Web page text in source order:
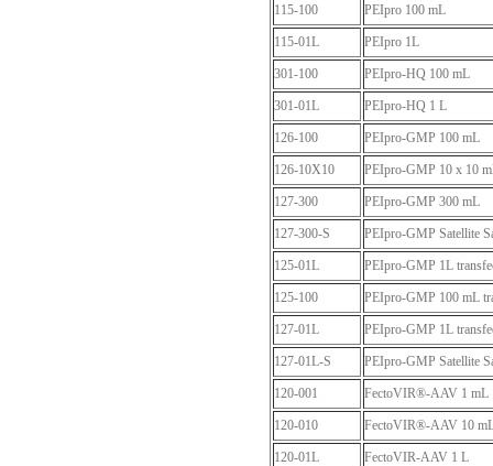
115-100 PEIpro 100 mL
115-01L PEIpro 1L
301-100 PEIpro-HQ 100 mL
301-01L PEIpro-HQ 1 L
126-100 PEIpro-GMP 100 mL
126-10X10 PEIpro-GMP 10 x 10
127-300 PEIpro-GMP 300 mL
127-300-S PEIpro-GMP Satellite
125-01L PEIpro-GMP 1L
125-100 PEIpro-GMP 100 mL
127-01L PEIpro-GMP 1L
127-01L-S PEIpro-GMP Satellite
120-001 FectoVIR®-AAV 1 mL
120-010 FectoVIR®-AAV 10
120-01L FectoVIR-AAV 1 L